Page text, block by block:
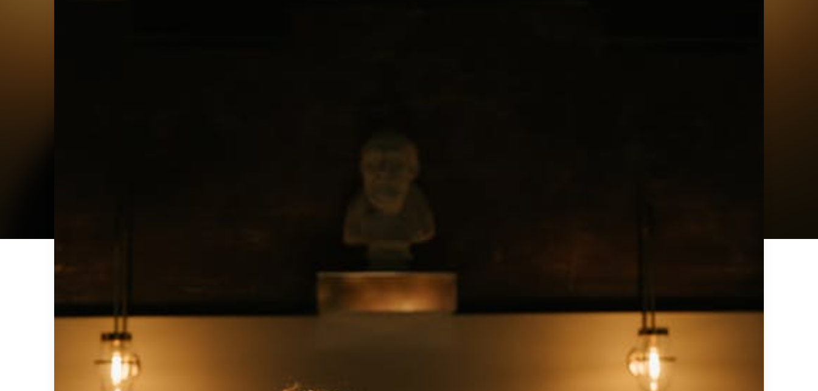
ライベートシーンにも活用できるかもしれませんよ。そこで今回は、これまでに
600万点以上のスーツ・ジャケットをお仕立てしている「オーダースーツ
SADA」の現役スタッフが、トラベルジャケットの基本を解説します。ぜひトラ
ベルジャケットについての理解を深めて、あなたの生活にも取り入れてみてく
ださいね！